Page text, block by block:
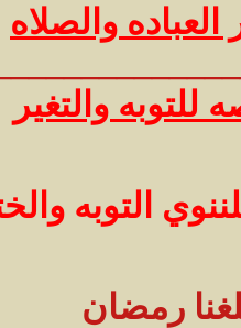
والصلاه
والتغير
التوبه
رمضان